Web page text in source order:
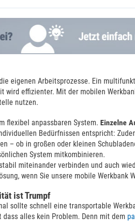
eigenen Arbeitsprozesse. Ein
wird effizienter. Mit der mobilen
nutzen.
flexibel anpassbaren System. Einzelne
Bedürfnissen entspricht:
– ob in großen oder kleinen
System mitkombinieren.
miteinander verbinden und auch
wenn Sie unsere mobile Werkbank
ist Trumpf
sollte schnell eine transportable
alles kein Problem. Denn mit dem